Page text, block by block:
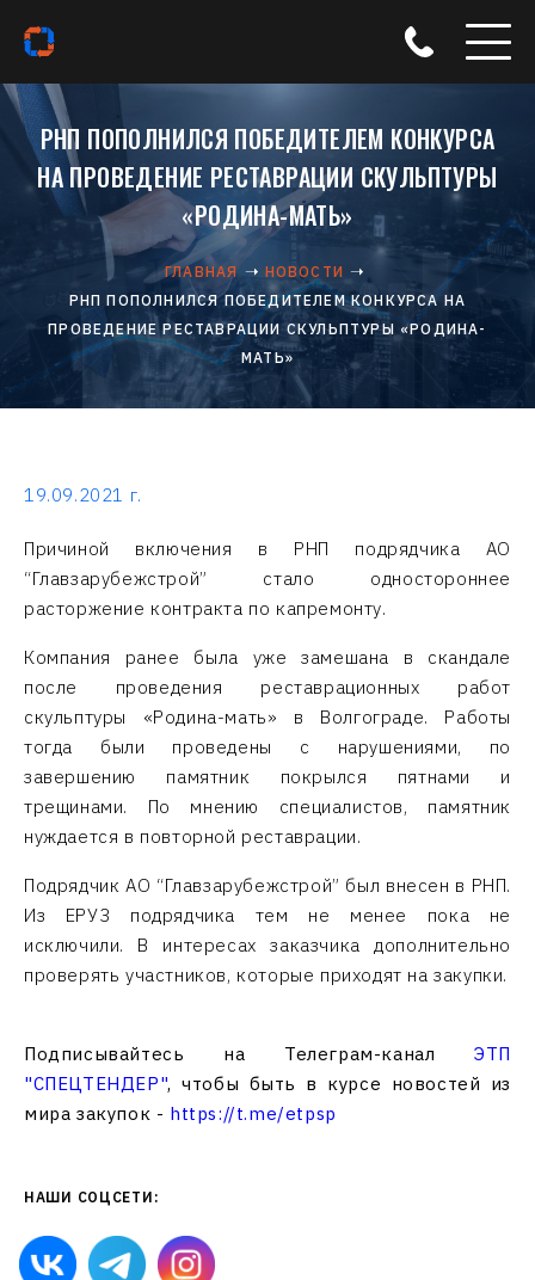
РНП ПОПОЛНИЛСЯ ПОБЕДИТЕЛЕМ КОНКУРСА
НА ПРОВЕДЕНИЕ РЕСТАВРАЦИИ СКУЛЬПТУРЫ
«РОДИНА-МАТЬ»
ГЛАВНАЯ
НОВОСТИ
РНП ПОПОЛНИЛСЯ ПОБЕДИТЕЛЕМ КОНКУРСА НА
ПРОВЕДЕНИЕ РЕСТАВРАЦИИ СКУЛЬПТУРЫ «РОДИНА-
МАТЬ»
19.09.2021 г.
Причиной включения в РНП подрядчика АО
“Главзарубежстрой” стало одностороннее
расторжение контракта по капремонту.
Компания ранее была уже замешана в скандале
после проведения реставрационных работ
скульптуры «Родина-мать» в Волгограде. Работы
тогда были проведены с нарушениями, по
завершению памятник покрылся пятнами и
трещинами. По мнению специалистов, памятник
нуждается в повторной реставрации.
Подрядчик АО “Главзарубежстрой” был внесен в РНП.
Из ЕРУЗ подрядчика тем не менее пока не
исключили. В интересах заказчика дополнительно
проверять участников, которые приходят на закупки.
Подписывайтесь на Телеграм-каналЭТП
"СПЕЦТЕНДЕР", чтобы быть в курсе новостей из
мира закупок - https://t.me/etpsp
НАШИ СОЦСЕТИ: